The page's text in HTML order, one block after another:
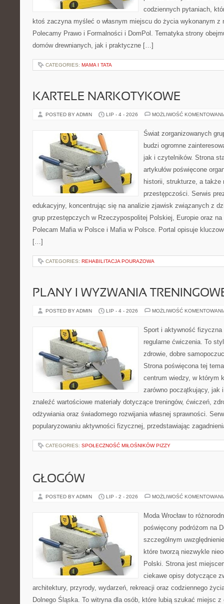
codziennych pytaniach,
ktoś zaczyna myśleć o własnym miejscu do życia wykonanym z
Polecamy Prawo i Formalności i DomPol. Tematyka strony
domów drewnianych, jak i praktyczne […]
CATEGORIES: MAMA I TATA
KARTELE NARKOTYKOWE
POSTED BY ADMIN LIP - 4 - 2026 MOŻLIWOŚĆ
Świat zorganizowanych
budzi ogromne
jak i czytelników. Strona
artykułów poświęcone
historii, strukturze, a także
przestępczości. Serwis
edukacyjny, koncentrując się na analizie zjawisk związanych z
grup przestępczych w Rzeczypospolitej Polskiej, Europie oraz na
Polecam Mafia w Polsce i Mafia w Polsce. Portal opisuje
[…]
CATEGORIES: REHABILITACJA POURAZOWA
PLANY I WYZWANIA
POSTED BY ADMIN LIP - 4 - 2026 MOŻLIWOŚĆ
Sport i aktywność
regularne ćwiczenia. To
zdrowie, dobre
Strona poświęcona tej
centrum wiedzy, w którym
zarówno początkujący, jak
znaleźć wartościowe materiały dotyczące treningów, ćwiczeń,
odżywiania oraz świadomego rozwijania własnej sprawności.
popularyzowaniu aktywności fizycznej, przedstawiając
CATEGORIES: SPOŁECZNOŚĆ MIŁOŚNIKÓW PIZZY
GŁOGÓW
POSTED BY ADMIN LIP - 2 - 2026 MOŻLIWOŚĆ
Moda Wrocław to
poświęcony podróżom na
szczególnym
które tworzą niezwykle
Polski. Strona jest
ciekawe opisy dotyczące
architektury, przyrody, wydarzeń, rekreacji oraz codziennego
Dolnego Śląska. To witryna dla osób, które lubią szukać miejsc z